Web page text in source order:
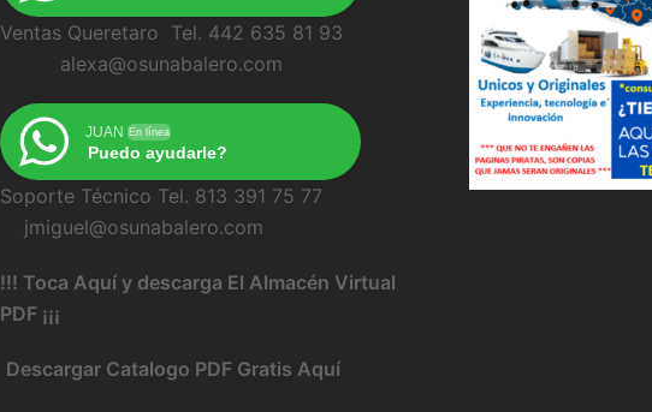
Ventas Queretaro Tel. 442 635 81 93
alexa@osunabalero.com
JUAN En línea
Puedo ayudarle?
Soporte Técnico Tel. 813 391 75 77
jmiguel@osunabalero.com
!!! Toca Aquí y descarga El Almacén Virtual
PDF ¡¡¡
Descargar Catalogo PDF Gratis Aquí